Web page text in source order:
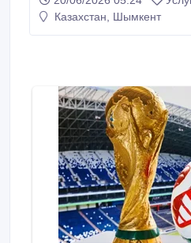
выключатели бра люстры.
Управление выключатели в
Казахстан, Шымкент